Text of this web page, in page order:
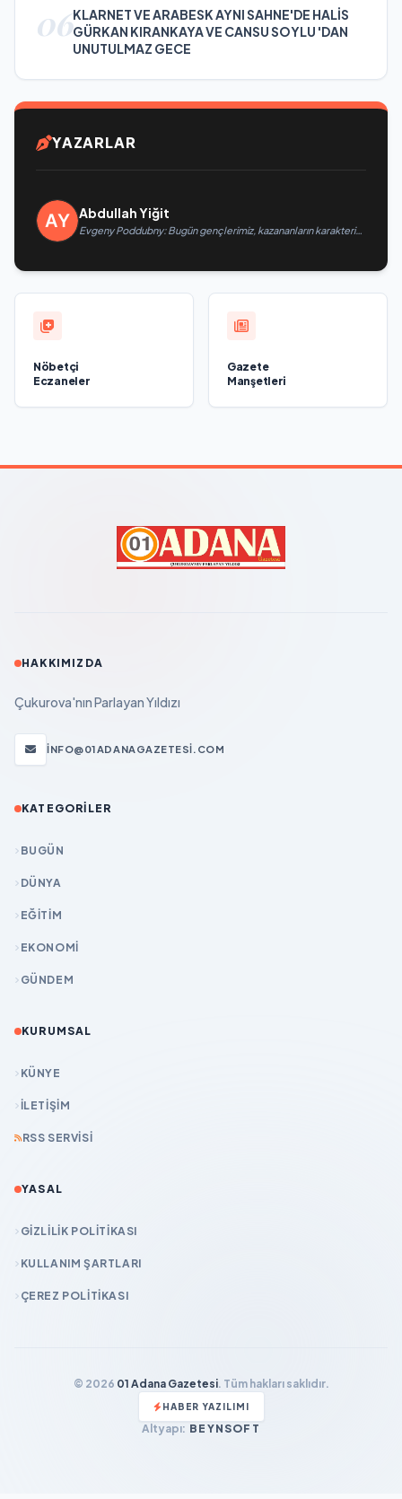
06KLARNET VE ARABESK AYNI SAHNE'DE HALİS
GÜRKAN KIRANKAYA VE CANSU SOYLU 'DAN
UNUTULMAZ GECE
YAZARLAR
Abdullah Yiğit
Evgeny Poddubny: Bugün gençlerimiz, kazananların karakterini
Nöbetçi
Eczaneler
Gazete
Manşetleri
HAKKIMIZDA
Çukurova'nın Parlayan Yıldızı
INFO@01ADANAGAZETESI.COM
KATEGORILER
BUGÜN
DÜNYA
EĞİTİM
EKONOMİ
GÜNDEM
KURUMSAL
KÜNYE
İLETIŞIM
RSS SERVISI
YASAL
GIZLILIK POLITIKASI
KULLANIM ŞARTLARI
ÇEREZ POLITIKASI
© 2026 01 Adana Gazetesi. Tüm hakları saklıdır.
HABER YAZILIMI
Altyapı: BEYNSOFT